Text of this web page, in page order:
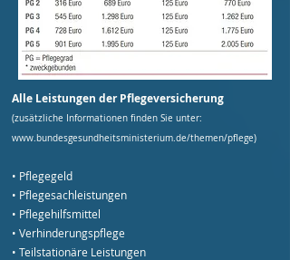
Alle Leistungen der Pflegeversicherung
(zusätzliche Informationen finden Sie unter:
www.bundesgesundheitsministerium.de/themen/pflege)
• Pflegegeld
• Pflegesachleistungen
• Pflegehilfsmittel
• Verhinderungspflege
• Teilstationäre Leistungen